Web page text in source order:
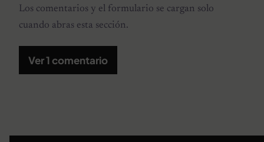
Los comentarios y el formulario se cargan solo
cuando abras esta sección.
Ver 1 comentario